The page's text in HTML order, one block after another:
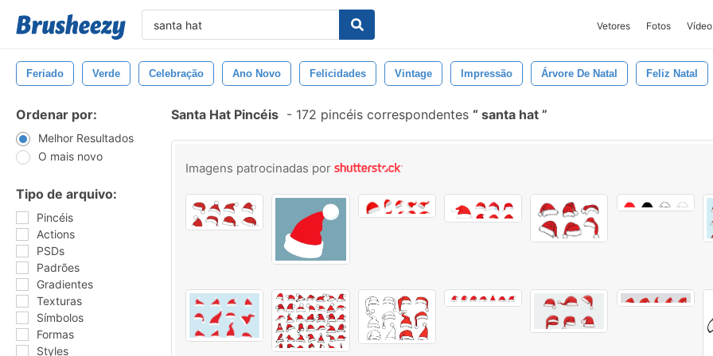
Vetores Fotos Vídeo
Feriado Verde Celebração Ano Novo Felicidades Vintage Impressão Árvore De Natal Feliz Natal
Ordenar por:
Melhor Resultados
O mais novo
Tipo de arquivo:
Pincéis
Actions
PSDs
Padrões
Gradientes
Texturas
Símbolos
Formas
Styles
Santa Hat Pincéis - 172 pincéis correspondentes santa hat
Imagens patrocinadas por